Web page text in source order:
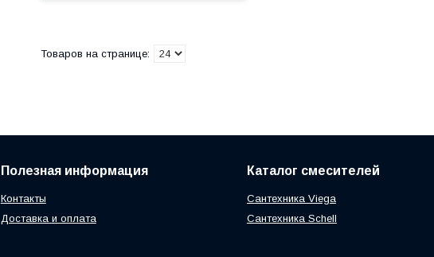
Полезная информация
Контакты
Доставка и оплата
Каталог смесителей
Сантехника Viega
Сантехника Schell